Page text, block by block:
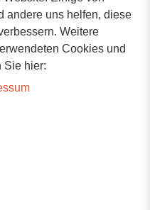
34
andere uns helfen, diese
Weitere
Cookies und
Sie hier: